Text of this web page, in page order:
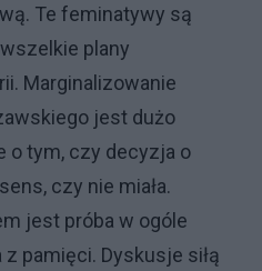
Te feminatywy są
plany
Marginalizowanie
jest dużo
o tym, czy decyzja o
czy nie miała.
jest próba w ogóle
pamięci. Dyskusje siłą